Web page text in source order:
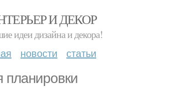
И ДЕКОР
идеи дизайна и декора!
новости статьи